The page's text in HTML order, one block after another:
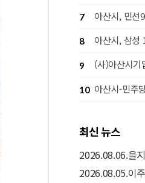
7 아산시, 민선9기 공약
8 아산시, 삼성 113조 투자
9 (사)아산시기업인협
10 아산시-민주당 아산
최신 뉴스